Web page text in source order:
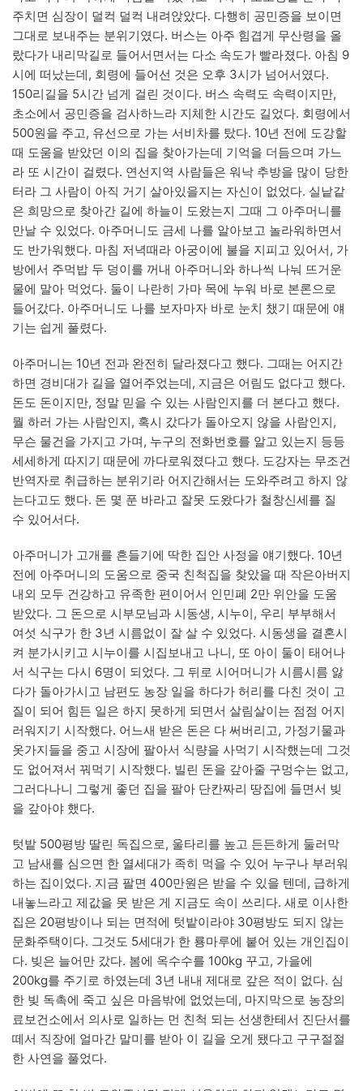
주치면 심장이 덜컥 덜컥 내려앉았다. 다행히 공민증을 보이면
그대로 보내주는 분위기였다. 버스는 아주 힘겹게 무산령을 올
랐다가 내리막길로 들어서면서는 다소 속도가 빨라졌다. 아침 9
시에 떠났는데, 회령에 들어선 것은 오후 3시가 넘어서였다.
150리길을 5시간 넘게 걸린 것이다. 버스 속력도 속력이지만,
초소에서 공민증을 검사하느라 지체한 시간도 길었다. 회령에서
500원을 주고, 유선으로 가는 서비차를 탔다. 10년 전에 도강할
때 도움을 받았던 이의 집을 찾아가는데 기억을 더듬으며 가느
라 또 시간이 걸렸다. 연선지역 사람들은 워낙 추방을 많이 당한
터라 그 사람이 아직 거기 살아있을지는 자신이 없었다. 실낱같
은 희망으로 찾아간 길에 하늘이 도왔는지 그때 그 아주머니를
만날 수 있었다. 아주머니도 금세 나를 알아보고 놀라워하면서
도 반가워했다. 마침 저녁때라 아궁이에 불을 지피고 있어서, 가
방에서 주먹밥 두 덩이를 꺼내 아주머니와 하나씩 나눠 뜨거운
물에 말아 먹었다. 둘이 나란히 가마 목에 누워 바로 본론으로
들어갔다. 아주머니도 나를 보자마자 바로 눈치 챘기 때문에 얘
기는 쉽게 풀렸다.
아주머니는 10년 전과 완전히 달라졌다고 했다. 그때는 어지간
하면 경비대가 길을 열어주었는데, 지금은 어림도 없다고 했다.
돈도 돈이지만, 정말 믿을 수 있는 사람인지를 더 본다고 했다.
뭘 하러 가는 사람인지, 혹시 갔다가 돌아오지 않을 사람인지,
무슨 물건을 가지고 가며, 누구의 전화번호를 알고 있는지 등등
세세하게 따지기 때문에 까다로워졌다고 했다. 도강자는 무조건
반역자로 취급하는 분위기라 어지간해서는 도와주려고 하지 않
는다고도 했다. 돈 몇 푼 바라고 잘못 도왔다가 철창신세를 질
수 있어서다.
아주머니가 고개를 흔들기에 딱한 집안 사정을 얘기했다. 10년
전에 아주머니의 도움으로 중국 친척집을 찾았을 때 작은아버지
내외 모두 건강하고 유족한 편이어서 인민폐 2만 위안을 도움
받았다. 그 돈으로 시부모님과 시동생, 시누이, 우리 부부해서
여섯 식구가 한 3년 시름없이 잘 살 수 있었다. 시동생을 결혼시
켜 분가시키고 시누이를 시집보내고 나니, 또 아이 둘이 태어나
서 식구는 다시 6명이 되었다. 그 뒤로 시어머니가 시름시름 앓
다가 돌아가시고 남편도 농장 일을 하다가 허리를 다친 것이 고
질이 되어 힘든 일은 하지 못하게 되면서 살림살이는 점점 어지
러워지기 시작했다. 어느새 받은 돈은 다 써버리고, 가정기물과
옷가지들을 중고 시장에 팔아서 식량을 사먹기 시작했는데 그것
도 없어져서 꿔먹기 시작했다. 빌린 돈을 갚아줄 구멍수는 없고,
그러다나니 그렇게 좋던 집을 팔아 단칸짜리 땅집에 들면서 빚
을 갚아야 했다.
텃밭 500평방 딸린 독집으로, 울타리를 높고 든든하게 둘러막
고 남새를 심으면 한 열세대가 족히 먹을 수 있어 누구나 부러워
하는 집이었다. 지금 팔면 400만원은 받을 수 있을 텐데, 급하게
내놓느라고 제값을 못 받은 게 지금도 속이 쓰리다. 새로 이사한
집은 20평방이나 되는 면적에 텃밭이라야 30평방도 되지 않는
문화주택이다. 그것도 5세대가 한 룡마루에 붙어 있는 개인집이
다. 빚은 늘어만 갔다. 봄에 옥수수를 100kg 꾸고, 가을에
200kg를 주기로 하였는데 3년 내내 제대로 갚은 적이 없다. 심
한 빚 독촉에 죽고 싶은 마음밖에 없었는데, 마지막으로 농장의
료보건소에서 의사로 일하는 먼 친척 되는 선생한테서 진단서를
떼서 직장에 얼마간 말미를 받아 이 길을 오게 됐다고 구구절절
한 사연을 풀었다.